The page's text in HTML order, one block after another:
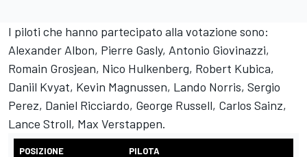
I piloti che hanno partecipato alla votazione sono:
Alexander Albon, Pierre Gasly, Antonio Giovinazzi,
Romain Grosjean, Nico Hulkenberg, Robert Kubica,
Daniil Kvyat, Kevin Magnussen, Lando Norris, Sergio
Perez, Daniel Ricciardo, George Russell, Carlos Sainz,
Lance Stroll, Max Verstappen.
POSIZIONE PILOTA